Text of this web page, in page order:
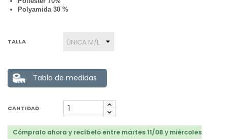
Polyamida 30 %
TALLA
Tabla de medidas
CANTIDAD
Cómpralo ahora y recíbelo entre martes 11/08 y miércoles